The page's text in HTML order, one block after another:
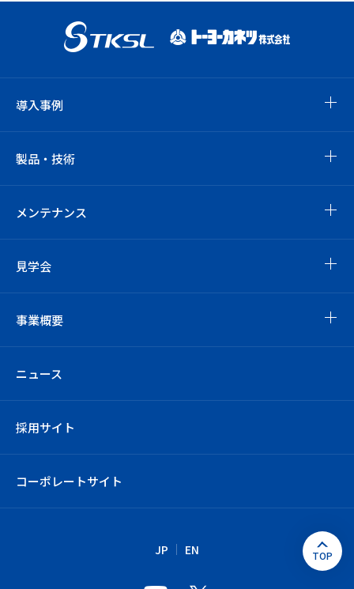
導入事例
製品・技術
メンテナンス
見学会
事業概要
ニュース
採用サイト
コーポレートサイト
JP EN